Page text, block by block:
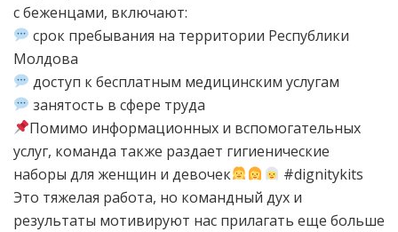
с беженцами, включают:
срок пребывания на территории Республики
Молдова
доступ к бесплатным медицинским услугам
занятость в сфере труда
Помимо информационных и вспомогательных
услуг, команда также раздает гигиенические
наборы для женщин и девочек
#dignitykits
Это тяжелая работа, но командный дух и
результаты мотивируют нас прилагать еще больше